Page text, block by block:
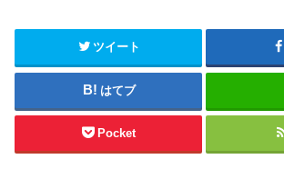
ツイート
はてブ
Pocket